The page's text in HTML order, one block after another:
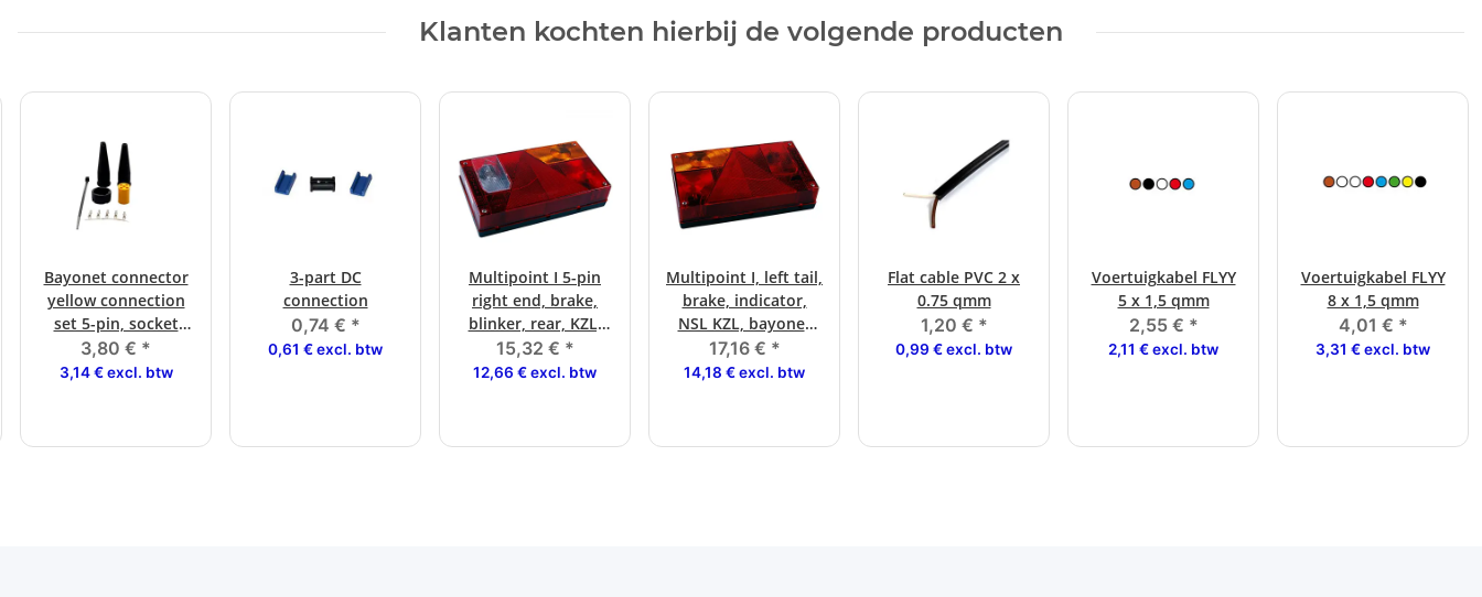
Klanten kochten hierbij de volgende producten
Bayonet connector
yellow connection
set 5-pin, socket
instructions
3,80 € *
3,14 € excl. btw
3-part DC
connection
0,74 € *
0,61 € excl. btw
Multipoint I 5-pin
right end, brake,
blinker, rear, KZL,
bayonet connection
15,32 € *
12,66 € excl. btw
Multipoint I, left tail,
brake, indicator,
NSL KZL, bayonet
connection.
17,16 € *
14,18 € excl. btw
Flat cable PVC 2 x
0.75 qmm
1,20 € *
0,99 € excl. btw
Voertuigkabel FLYY
5 x 1,5 qmm
2,55 € *
2,11 € excl. btw
Voertuigkabel FLYY
8 x 1,5 qmm
4,01 € *
3,31 € excl. btw